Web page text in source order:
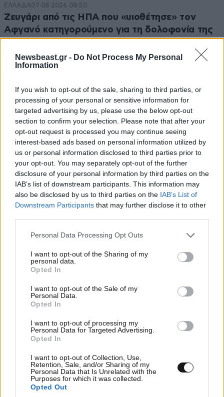
Newsbeast.gr - Do Not Process My Personal
Information
If you wish to opt-out of the sale, sharing to third parties, or
processing of your personal or sensitive information for
targeted advertising by us, please use the below opt-out
section to confirm your selection. Please note that after your
opt-out request is processed you may continue seeing
interest-based ads based on personal information utilized by
us or personal information disclosed to third parties prior to
your opt-out. You may separately opt-out of the further
disclosure of your personal information by third parties on the
IAB’s list of downstream participants. This information may
also be disclosed by us to third parties on the IAB’s List of
Downstream Participants that may further disclose it to other
Please note that this website/app uses one or more Google
not limited to your visit or usage behaviour. You may click to
grant or deny consent to Google and its third-party tags to
use your data for below specified purposes in below Google
consent section.
Personal Data Processing Opt Outs
I want to opt-out of the Sharing of my
personal data.
Opted In
I want to opt-out of the Sale of my
Personal Data.
Opted In
I want to opt-out of processing my
Personal Data for Targeted Advertising.
Opted In
I want to opt-out of Collection, Use,
Retention, Sale, and/or Sharing of my
Personal Data that Is Unrelated with the
Purposes for which it was collected.
Opted Out
ΕΛΛΑΔΑ07·08·2026 08:50
Ζευγάρι από τις ΗΠΑ που «υιοθέτησε» τον
Αφγανό κατηγορούμενο για τη δολοφονία της
Ελίζαμπεθ Ρος: «Είμαστε συντετριμμένοι – Δεν
έδειξε ποτέ ότι ήταν ικανός για κάτι τέτοιο»